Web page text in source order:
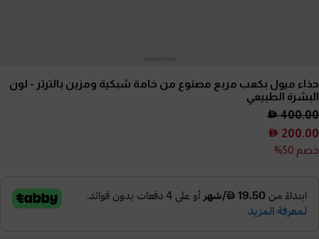
حذاء ميول بكعب مربع مصنوع من خامة شبكية ومزين بالترتر - لون
البشرة الطبيعي
400.00
200.00
خصم 50%